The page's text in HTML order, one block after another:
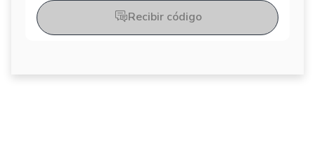
Recibir código